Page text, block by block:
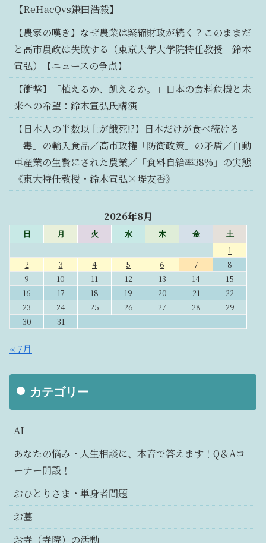
【ReHacQvs鎌田浩毅】
【農家の嘆き】なぜ農業は緊縮財政が続く？このままだ
と高市農政は失敗する（東京大学大学院特任教授 鈴木
宣弘）【ニュースの争点】
【衝撃】「植えるか、飢えるか。」日本の食料危機と未
来への希望：鈴木宣弘氏講演
【日本人の半数以上が餓死!?】日本だけが食べ続ける
「毒」の輸入食品／高市政権「防衛政策」の矛盾／自動
車産業の生贄にされた農業／「食料自給率38%」の実態
《東大特任教授・鈴木宣弘×堤友香》
2026年8月
日 月 火 水 木 金 土
1
2
3 4 5 6 7
8
9
10 11 12 13 14
15
16
17 18 19 20 21
22
23
24 25 26 27 28
29
30
31
« 7月
カテゴリー
AI
あなたの悩み・人生相談に、本音で答えます！Q＆Aコ
ーナー開設！
おひとりさま・単身者問題
お墓
お寺（寺院）の活動